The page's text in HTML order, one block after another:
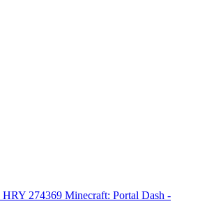
274369 Minecraft: Portal Dash -